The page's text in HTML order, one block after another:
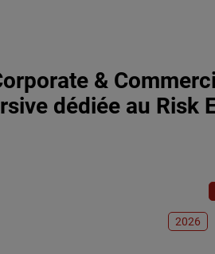
&
dédiée au Risk
2026